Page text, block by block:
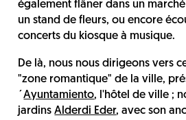
également flâner dans un
un stand de fleurs, ou encore
concerts du kiosque à musique.
De là, nous nous dirigeons vers
"zone romantique" de la ville,
´Ayuntamiento, l'hôtel de ville ;
jardinsAlderdi Eder, avec son